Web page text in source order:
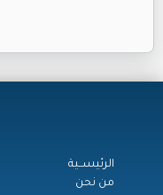
الرئيســية
من نحن